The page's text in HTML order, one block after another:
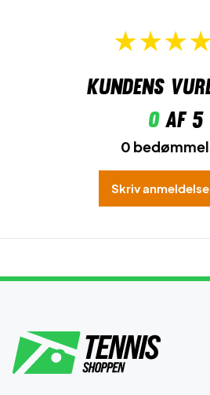
Kundens
0af 5
0
Skriv anmeldelse